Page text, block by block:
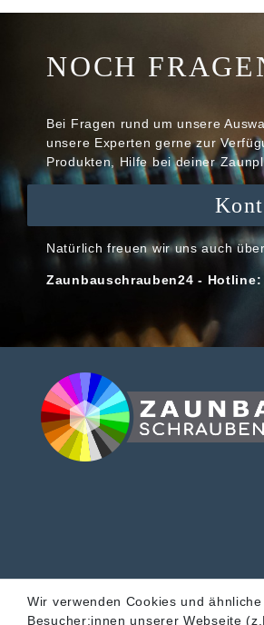
NOCH
Bei Fragen rund um unsere
unsere Experten gerne zur
Produkten, Hilfe bei deiner
Natürlich freuen wir uns auch
Zaunbauschrauben24 -
Wir verwenden Cookies und
Besucher:innen unserer Webseite